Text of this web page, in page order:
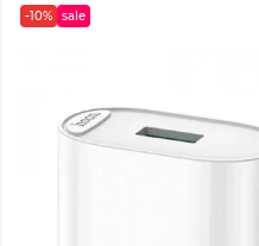
-10% sale